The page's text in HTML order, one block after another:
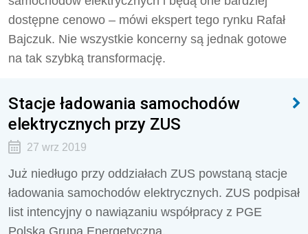
dostępne cenowo – mówi ekspert tego rynku Rafał
Bajczuk. Nie wszystkie koncerny są jednak gotowe
na tak szybką transformację.
Stacje ładowania samochodów
elektrycznych przy ZUS
27 wrz 2019
Już niedługo przy oddziałach ZUS powstaną stacje
ładowania samochodów elektrycznych. ZUS podpisał
list intencyjny o nawiązaniu współpracy z PGE
Polską Grupą Energetyczną.